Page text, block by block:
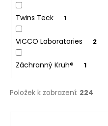
Twins Teck 1
VICCO Laboratories 2
Záchranný Kruh® 1
Položek k zobrazení: 224
V